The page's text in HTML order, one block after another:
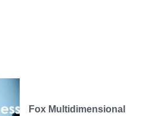
SIGILOS FOX PARA